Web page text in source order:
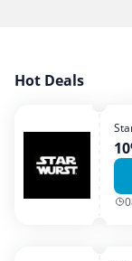
Garten, Haushalt
Mobilfunk &
Mode &
Shopping
Hot Deals